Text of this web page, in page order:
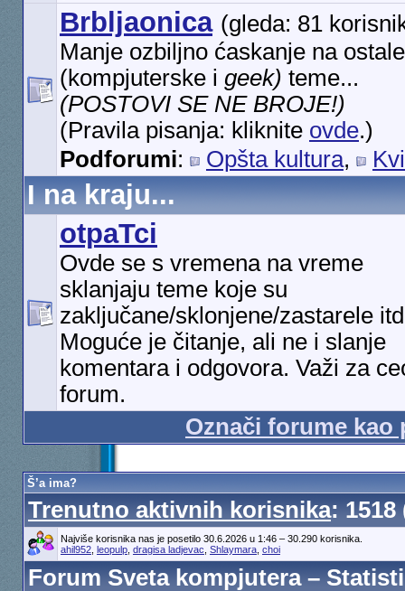
Brbljaonica (gleda: 81
Manje ozbiljno ćaskanje na ostale
(kompjuterske i geek) teme...
(POSTOVI SE NE BROJE!)
(Pravila pisanja: kliknite ovde.)
Podforumi: Opšta kultura,
I na kraju...
otpaTci
Ovde se s vremena na vreme
sklanjaju teme koje su
zaključane/sklonjene/zastarele
Moguće je čitanje, ali ne i slanje
komentara i odgovora. Važi za
forum.
Označi forume kao
Š’a ima?
Trenutno aktivnih korisnika: 1518
Najviše korisnika nas je posetilo 30.6.2026 u 1:46 – 30.290 korisnika.
ahil952, leopulp, dragisa ladjevac Shlaymara, choi
Forum Sveta kompjutera –